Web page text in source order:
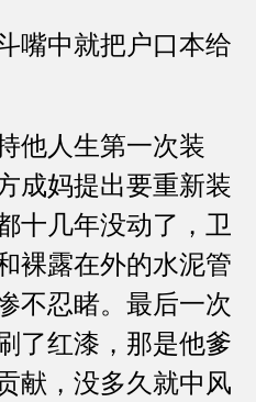
中就把户口本给
人生第一次装
成妈提出要重新装
十几年没动了，卫
裸露在外的水泥管
不忍睹。最后一次
了红漆，那是他爹
献，没多久就中风